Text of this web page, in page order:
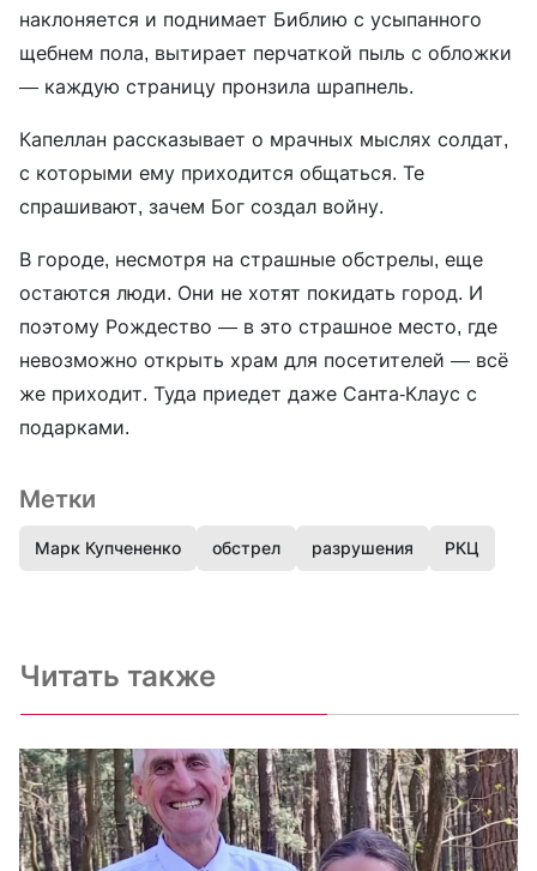
наклоняется и поднимает Библию с усыпанного
щебнем пола, вытирает перчаткой пыль с обложки
— каждую страницу пронзила шрапнель.
Капеллан рассказывает о мрачных мыслях солдат,
с которыми ему приходится общаться. Те
спрашивают, зачем Бог создал войну.
В городе, несмотря на страшные обстрелы, еще
остаются люди. Они не хотят покидать город. И
поэтому Рождество — в это страшное место, где
невозможно открыть храм для посетителей — всё
же приходит. Туда приедет даже Санта-Клаус с
подарками.
Метки
Марк Купчененко обстрел разрушения РКЦ
Читать также